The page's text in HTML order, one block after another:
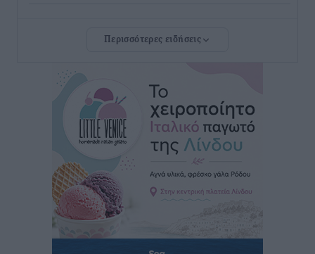
Πρωτοβάθμια Φροντίδα Υγείας στο νησί μας
Προχωρά η ανάπλαση του παράκτιου μετώπου της
Πόθιας με χρηματοδότηση 3,58 εκατ. ευρώ από το
ΕΣΠΑ 2021-2027
Τοπικές Ειδήσεις• πριν 2 ώρες
Την Παρασκευή 21 Αυγούστου η τελετή εγκαινίων
του νέου Περιφερειακού Πολυδύναμου Ιατρείου
Γενναδίου παρουσία του Άδωνι Γεωργιάδη
Τοπικές Ειδήσεις• πριν 2 ώρες
Περισσότερες ειδήσεις